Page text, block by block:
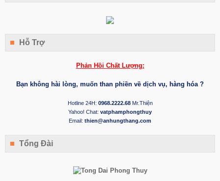
Hỗ Trợ
Phản Hồi Chất Lượng:
Bạn không hài lòng, muốn than phiền về dịch vụ, hàng hóa ?
Hotline 24H: 0968.2222.68Mr.Thiện
Yahoo! Chat: vatphamphongthuy
Email: thien@anhungthang.com
Tổng Đài